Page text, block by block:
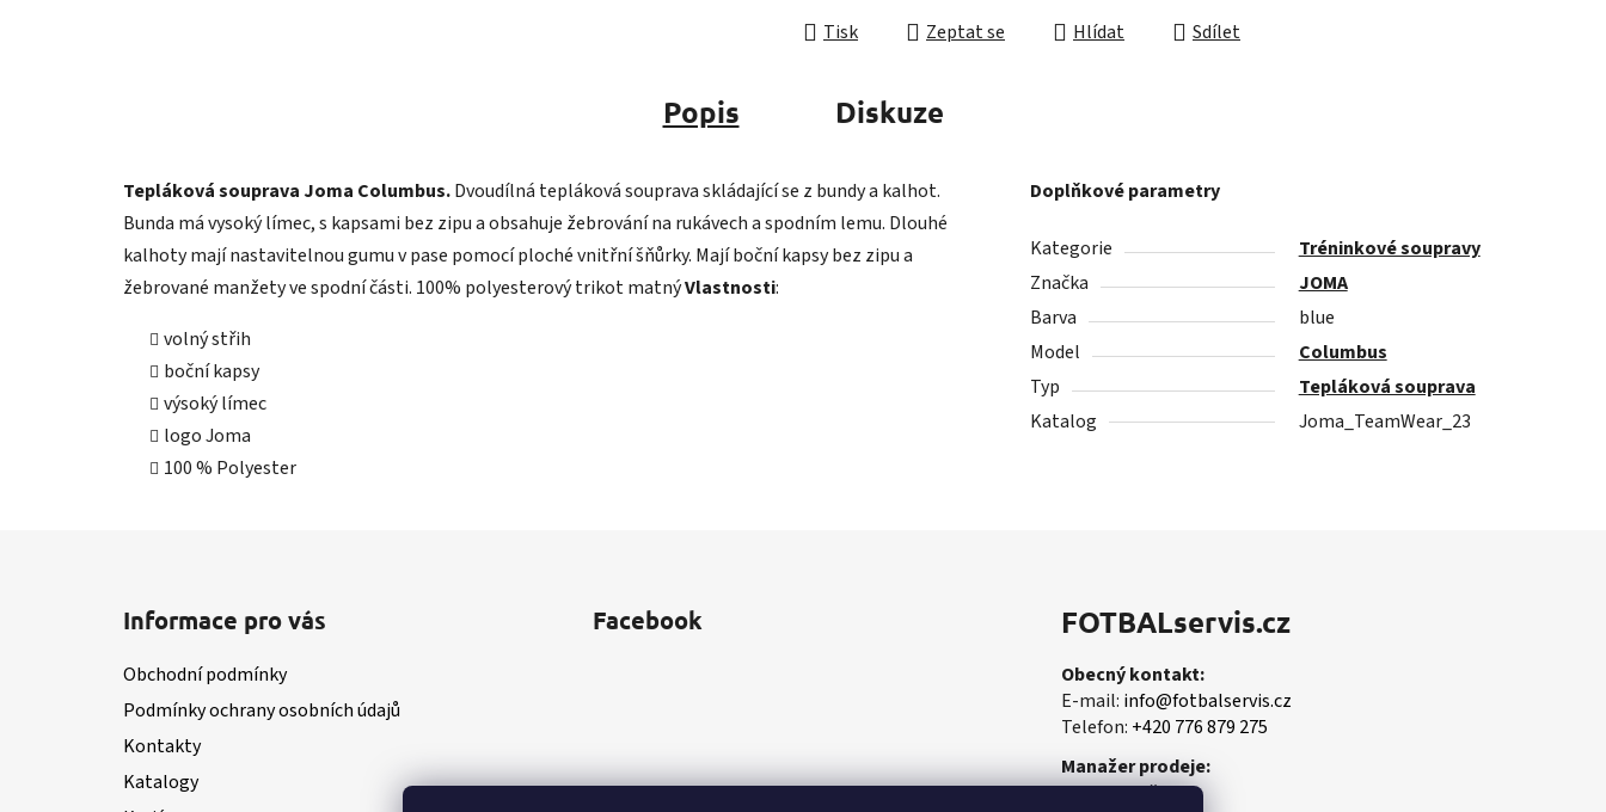
Tisk Zeptat se Hlídat Sdílet
Popis Diskuze
Tepláková souprava Joma Columbus.Dvoudílná tepláková souprava skládající se z bundy a kalhot.
Bunda má vysoký límec, s kapsami bez zipu a obsahuje žebrování na rukávech a spodním lemu. Dlouhé
kalhoty mají nastavitelnou gumu v pase pomocí ploché vnitřní šňůrky. Mají boční kapsy bez zipu a
žebrované manžety ve spodní části. 100% polyesterový trikot matnýVlastnosti:
volný střih
boční kapsy
výsoký límec
logo Joma
100 % Polyester
Doplňkové parametry
Kategorie
Tréninkové soupravy
Značka
JOMA
Barva
blue
Model
Columbus
Typ
Tepláková souprava
Katalog
Joma_TeamWear_23
Informace pro vás
Obchodní podmínky
Podmínky ochrany osobních údajů
Kontakty
Katalogy
Facebook FOTBALservis.cz
Obecný kontakt:
E-mail: info@fotbalservis.cz
Telefon: +420 776 879 275
Manažer prodeje:
Martin Vališ